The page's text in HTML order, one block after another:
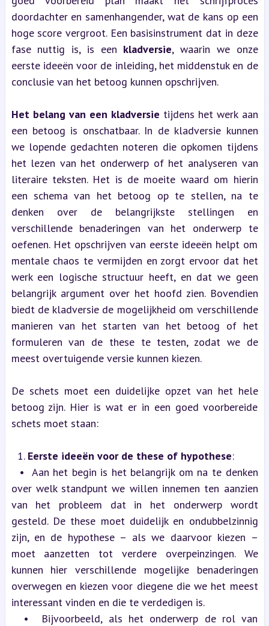
doordachter en samenhangender, wat de kans op een
hoge score vergroot. Een basisinstrument dat in deze
fase nuttig is, is een kladversie, waarin we onze
eerste ideeën voor de inleiding, het middenstuk en de
conclusie van het betoog kunnen opschrijven.
Het belang van een kladversie tijdens het werk aan
een betoog is onschatbaar. In de kladversie kunnen
we lopende gedachten noteren die opkomen tijdens
het lezen van het onderwerp of het analyseren van
literaire teksten. Het is de moeite waard om hierin
een schema van het betoog op te stellen, na te
denken over de belangrijkste stellingen en
verschillende benaderingen van het onderwerp te
oefenen. Het opschrijven van eerste ideeën helpt om
mentale chaos te vermijden en zorgt ervoor dat het
werk een logische structuur heeft, en dat we geen
belangrijk argument over het hoofd zien. Bovendien
biedt de kladversie de mogelijkheid om verschillende
manieren van het starten van het betoog of het
formuleren van de these te testen, zodat we de
meest overtuigende versie kunnen kiezen.
De schets moet een duidelijke opzet van het hele
betoog zijn. Hier is wat er in een goed voorbereide
schets moet staan:
1. Eerste ideeën voor de these of hypothese:
•  Aan het begin is het belangrijk om na te denken
over welk standpunt we willen innemen ten aanzien
van het probleem dat in het onderwerp wordt
gesteld. De these moet duidelijk en ondubbelzinnig
zijn, en de hypothese – als we daarvoor kiezen –
moet aanzetten tot verdere overpeinzingen. We
kunnen hier verschillende mogelijke benaderingen
overwegen en kiezen voor diegene die we het meest
interessant vinden en die te verdedigen is.
•  Bijvoorbeeld, als het onderwerp de rol van